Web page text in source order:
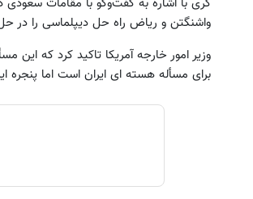
واشنگتن و ریاض راه حل دیپلماسی را
وزیر امور خارجه آمریکا تاکید کرد که این
برای مسأله هسته ای ایران است اما پنجره
به